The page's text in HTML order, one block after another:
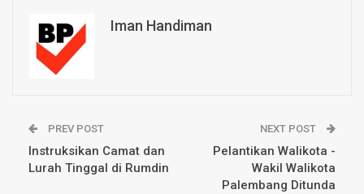
Iman Handiman
PREV POST
Instruksikan Camat dan
Lurah Tinggal di Rumdin
NEXT POST
Pelantikan Walikota -
Wakil Walikota
Palembang Ditunda